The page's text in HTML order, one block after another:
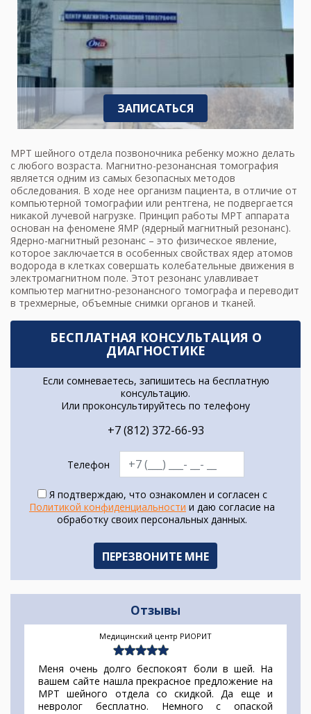
ЗАПИСАТЬСЯ
МРТ шейного отдела позвоночника ребенку можно делать
с любого возраста. Магнитно-резонансная томография
является одним из самых безопасных методов
обследования. В ходе нее организм пациента, в отличие от
компьютерной томографии или рентгена, не подвергается
никакой лучевой нагрузке. Принцип работы МРТ аппарата
основан на феномене ЯМР (ядерный магнитный резонанс).
Ядерно-магнитный резонанс – это физическое явление,
которое заключается в особенных свойствах ядер атомов
водорода в клетках совершать колебательные движения в
электромагнитном поле. Этот резонанс улавливает
компьютер магнитно-резонансного томографа и переводит
в трехмерные, объемные снимки органов и тканей.
БЕСПЛАТНАЯ КОНСУЛЬТАЦИЯ О
ДИАГНОСТИКЕ
Если сомневаетесь, запишитесь на бесплатную
консультацию.
Или проконсультируйтесь по телефону
+7 (812) 372-66-93
Телефон
Я подтверждаю, что ознакомлен и согласен с
Политикой конфиденциальности и даю согласие на
обработку своих персональных данных.
Отзывы
Медицинский центр РИОРИТ
Меня очень долго беспокоят боли в шей. На
вашем сайте нашла прекрасное предложение на
МРТ шейного отдела со скидкой. Да еще и
невролог бесплатно. Немного с опаской